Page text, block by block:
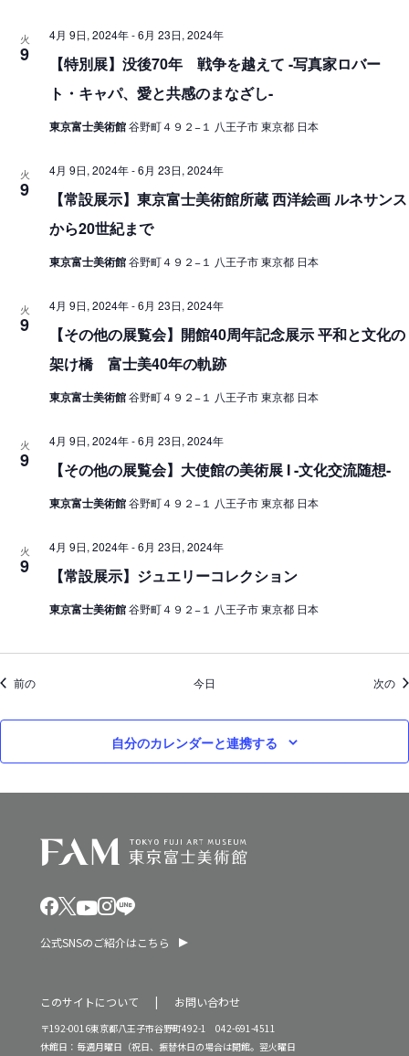
火
9
【特別展】没後70年 戦争を越えて -写真家ロバー
ト・キャパ、愛と共感のまなざし-
4月 9日, 2024年-6月 23日, 2024年
東京富士美術館谷野町４９２−１ 八王子市 東京都 日本
火
9
【常設展示】東京富士美術館所蔵 西洋絵画 ルネサンス
から20世紀まで
4月 9日, 2024年-6月 23日, 2024年
東京富士美術館谷野町４９２−１ 八王子市 東京都 日本
火
9
【その他の展覧会】開館40周年記念展示 平和と文化の
架け橋 富士美40年の軌跡
4月 9日, 2024年-6月 23日, 2024年
東京富士美術館谷野町４９２−１ 八王子市 東京都 日本
火
9 【その他の展覧会】大使館の美術展 I -文化交流随想-
4月 9日, 2024年-6月 23日, 2024年
東京富士美術館谷野町４９２−１ 八王子市 東京都 日本
火
9 【常設展示】ジュエリーコレクション
4月 9日, 2024年-6月 23日, 2024年
東京富士美術館谷野町４９２−１ 八王子市 東京都 日本
前のイベント 今日 次のイ
自分のカレンダーと連携する
公式SNSのご紹介はこちら
このサイトについて お問い合わせ
〒192-0016東京都八王子市谷野町492-1 042-691-4511
休館日：毎週月曜日（祝日、振替休日の場合は開館。翌火曜日